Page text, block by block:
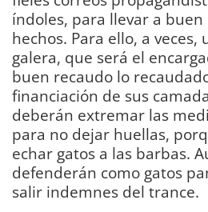
índoles, para llevar a
hechos. Para ello, a
galera, que será el
buen recaudo lo
financiación de sus
deberán extremar las
para no dejar huellas,
echar gatos a las barbas.
defenderán como gatos
salir indemnes del trance.